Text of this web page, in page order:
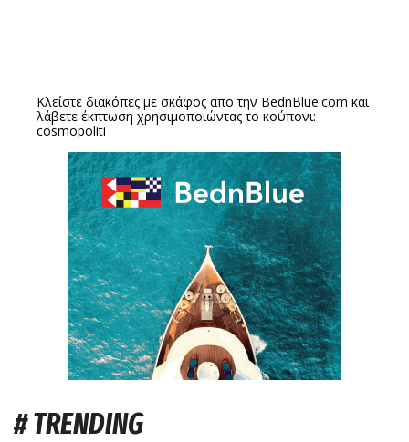
Κλείστε διακόπες με σκάφος απο την BednBlue.com και
λάβετε έκπτωση χρησιμοποιώντας το κούπονι:
cosmopoliti
# TRENDING